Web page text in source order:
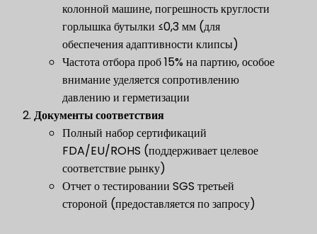
колонной машине, погрешность круглости
горлышка бутылки ≤0,3 мм (для
обеспечения адаптивности клипсы)
Частота отбора проб 15% на партию, особое
внимание уделяется сопротивлению
давлению и герметизации
​Документы соответствия​
Полный набор сертификаций
FDA/EU/ROHS (поддерживает целевое
соответствие рынку)
Отчет о тестировании SGS третьей
стороной (предоставляется по запросу)